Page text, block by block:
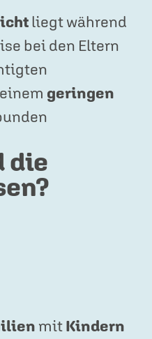
liegt während
bei den Eltern
geringen
die
mitKindern